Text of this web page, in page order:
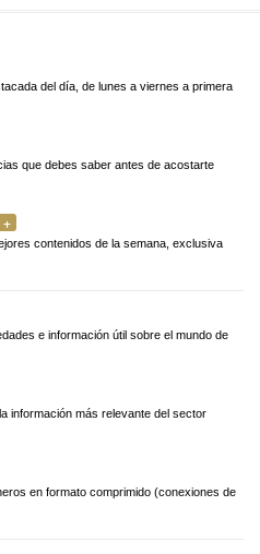
del día, de lunes a viernes a primera
que debes saber antes de acostarte
contenidos de la semana, exclusiva
e información útil sobre el mundo de
información más relevante del sector
en formato comprimido (conexiones de